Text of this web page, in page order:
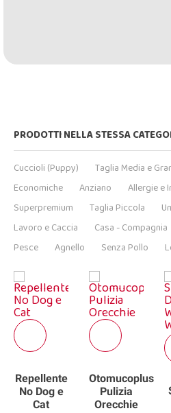
PRODOTTI NELLA STESSA
Cuccioli (Puppy) Taglia Media e
Economiche
Anziano Allergie e
Superpremium
Taglia Piccola
Lavoro e Caccia
Casa - Compagnia
Pesce
Agnello Senza Pollo
Repellente
No Dog e
Cat
Otomucoplus
Pulizia
Orecchie